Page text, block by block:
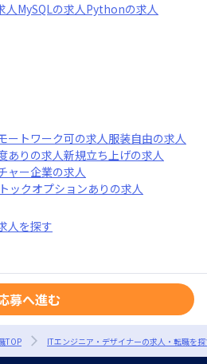
人MySQLの求人Pythonの求人
ートワーク可の求人服装自由の求人
あり の求人新規立ち上げの求人
ャー企業の求人
ックオプションありの求人
人を探す
募へ進む
TOP ITエンジニア・デザイナーの求人・転職を